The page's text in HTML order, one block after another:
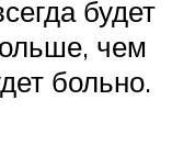
будет
чем
больно.